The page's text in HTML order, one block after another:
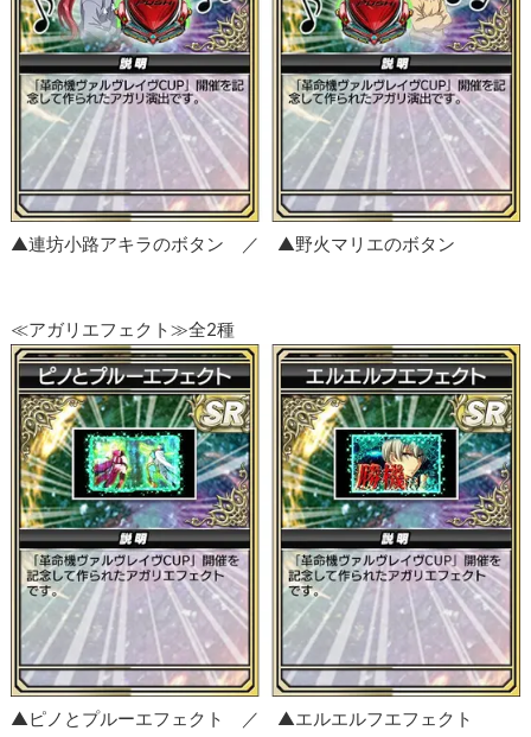
▲連坊小路アキラのボタン ／ ▲野火マリエのボタン
≪アガリエフェクト≫全2種
▲ピノとプルーエフェクト ／ ▲エルエルフエフェクト